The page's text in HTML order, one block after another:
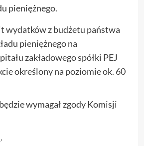
pieniężnego.
wydatków z budżetu państwa
pieniężnego na
zakładowego spółki PEJ
określony na poziomie ok. 60
wymagał zgody Komisji